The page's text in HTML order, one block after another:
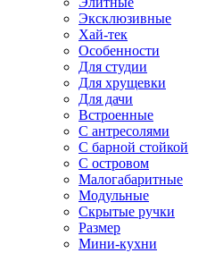
Эксклюзивные
Хай-тек
Особенности
Для студии
Для хрущевки
Для дачи
Встроенные
С антресолями
С барной стойкой
С островом
Малогабаритные
Модульные
Скрытые ручки
Размер
Мини-кухни